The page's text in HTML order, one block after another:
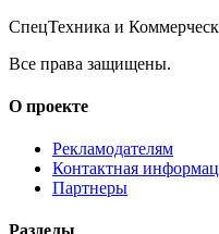
СпецТехника и
Все права защищены.
О проекте
Рекламодателям
Контактная
Партнеры